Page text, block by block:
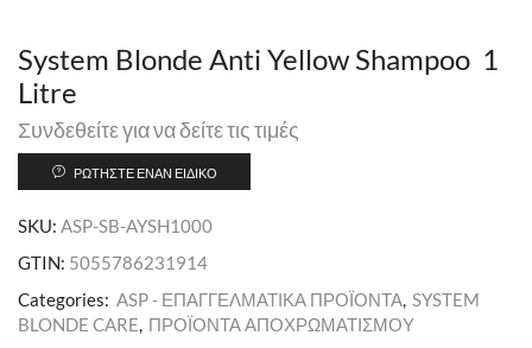
System Blonde Anti Yellow Shampoo 1
Litre
Συνδεθείτε για να δείτε τις τιμές
ΡΩΤΉΣΤΕ ΈΝΑΝ ΕΙΔΙΚΌ
SKU: ASP-SB-AYSH1000
GTIN: 5055786231914
Categories: ASP - ΕΠΑΓΓΕΛΜΑΤΙΚΑ ΠΡΟΪΟΝΤΑ, SYSTEM
BLONDE CARE, ΠΡΟΪΟΝΤΑ ΑΠΟΧΡΩΜΑΤΙΣΜΟΥ